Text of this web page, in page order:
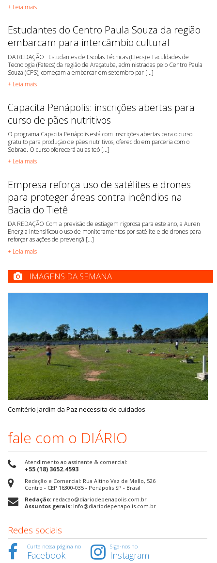
+ Leia mais
Estudantes do Centro Paula Souza da região
embarcam para intercâmbio cultural
DA REDAÇÃO Estudantes de Escolas Técnicas (Etecs) e Faculdades de
Tecnologia (Fatecs) da região de Araçatuba, administradas pelo Centro Paula
Souza (CPS), começam a embarcar em setembro par [...]
+ Leia mais
Capacita Penápolis: inscrições abertas para
curso de pães nutritivos
O programa Capacita Penápolis está com inscrições abertas para o curso
gratuito para produção de pães nutritivos, oferecido em parceria com o
Sebrae. O curso oferecerá aulas teó [...]
+ Leia mais
Empresa reforça uso de satélites e drones
para proteger áreas contra incêndios na
Bacia do Tietê
DA REDAÇÃO Com a previsão de estiagem rigorosa para este ano, a Auren
Energia intensificou o uso de monitoramentos por satélite e de drones para
reforçar as ações de prevençã [...]
+ Leia mais
IMAGENS DA SEMANA
Cemitério Jardim da Paz necessita de cuidados
fale com o DIÁRIO
Atendimento ao assinante & comercial:
+55 (18) 3652.4593
Redação e Comercial: Rua Altino Vaz de Mello, 526
Centro - CEP 16300-035 - Penápolis SP - Brasil
Redação: redacao@diariodepenapolis.com.br
Assuntos gerais: info@diariodepenapolis.com.br
Redes sociais
Curta nossa página no
Facebook
Siga-nos no
Instagram